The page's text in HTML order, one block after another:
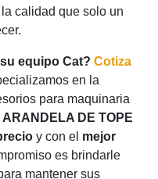
calidad que solo un
equipo Cat? Cotiza
en la
para maquinaria
ARANDELA DE TOPE
y con el mejor
es brindarle
mantener sus